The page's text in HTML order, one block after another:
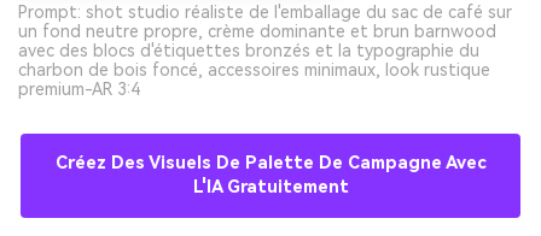
Prompt: shot studio réaliste de l'emballage du sac de café sur
un fond neutre propre, crème dominante et brun barnwood
avec des blocs d'étiquettes bronzés et la typographie du
charbon de bois foncé, accessoires minimaux, look rustique
premium-AR 3:4
Créez Des Visuels De Palette De Campagne Avec
L'IA Gratuitement